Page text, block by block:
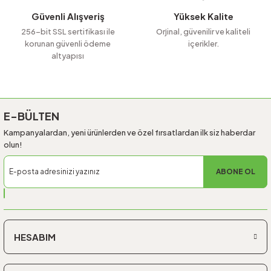
Güvenli Alışveriş
256-bit SSL sertifikası ile
korunan güvenli ödeme
altyapısı
Yüksek Kalite
Orjinal, güvenilir ve kaliteli
içerikler.
E-BÜLTEN
Kampanyalardan, yeni ürünlerden ve özel fırsatlardan ilk siz haberdar
olun!
ABONE OL
HESABIM